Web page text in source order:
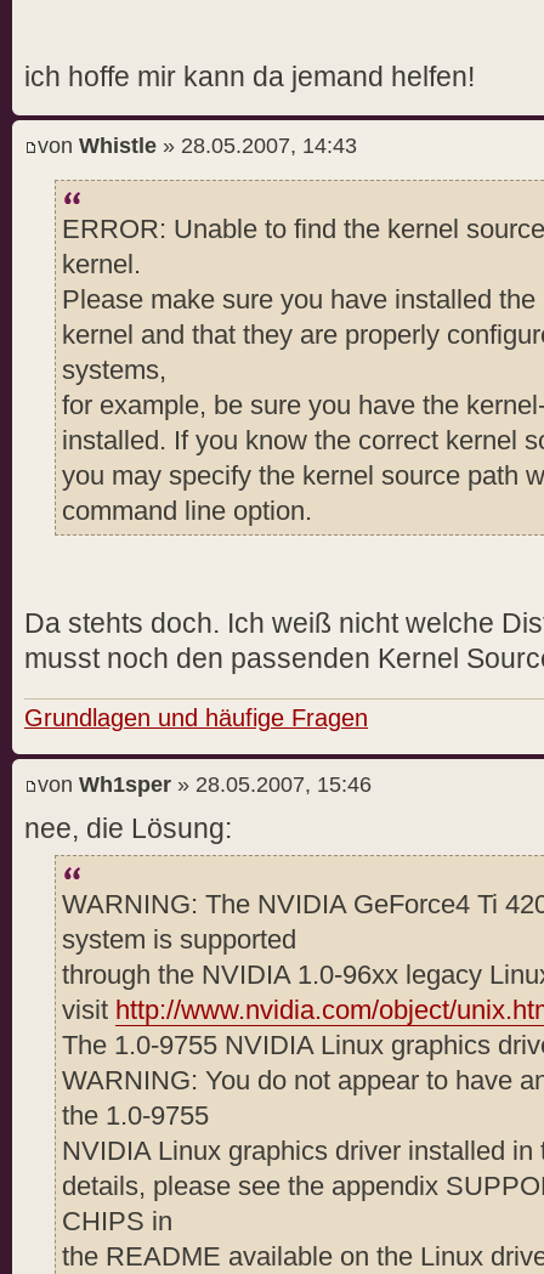
no ncurses color :
query latest version :
OpenGL header files : true
no questions :
silent :
no recursion :
no backup :
kernel module only :
sanity :
add this kernel :
no runlevel check :
no network :
no ABI note :
no RPMs :
no kernel module :
force tls : (not
X install prefix : (not
X library install path : (not
X module install path : /usr/
OpenGL install prefix : (not
OpenGL install libdir : (not
utility install prefix : (not
utility install libdir : (not
doc install prefix : (not
kernel name : (not
kernel include path : (not
kernel source path : (not
kernel output path : (not
kernel install path : (not
proc mount point : /
ui : (not
tmpdir : /tmp
ftp mirror :
[URL]ftp://download.nvidia.com[/
RPM file list : (not
ich hoffe mir kann da jemand helfen!
von Whistle » 28.05.2007, 14:43
ERROR: Unable to find the kernel
kernel.
Please make sure you have installed
kernel and that they are properly
systems,
for example, be sure you have the
installed. If you know the correct kernel
you may specify the kernel source path
command line option.
Da stehts doch. Ich weiß nicht welche
musst noch den passenden Kernel
Grundlagen und häufige Fragen
von Wh1sper » 28.05.2007, 15:46
nee, die Lösung:
WARNING: The NVIDIA GeForce4 Ti
system is supported
through the NVIDIA 1.0-96xx legacy
visit http://www.nvidia.com/object/
The 1.0-9755 NVIDIA Linux graphics
WARNING: You do not appear to have
the 1.0-9755
NVIDIA Linux graphics driver installed
details, please see the appendix
CHIPS in
the README available on the Linux